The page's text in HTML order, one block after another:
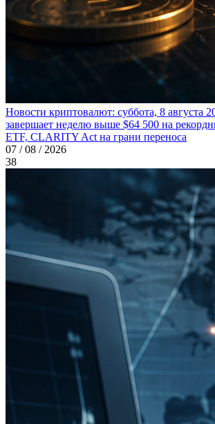
Новости криптовалют: суббота, 8 августа
завершает неделю выше $64 500 на
ETF, CLARITY Act на грани переноса
07 / 08 / 2026
38